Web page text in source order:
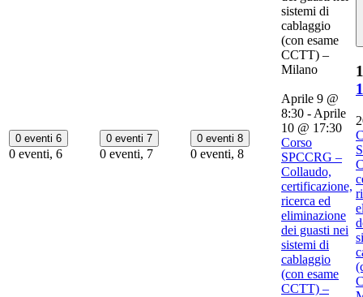
0 eventi 6
0 eventi, 6
0 eventi 7
0 eventi, 7
0 eventi 8
0 eventi, 8
sistemi di
cablaggio
(con esame
CCTT) –
Milano
Aprile 9 @
8:30 - Aprile
10 @ 17:30
Corso
SPCCRG –
Collaudo,
certificazione,
ricerca ed
eliminazione
dei guasti nei
sistemi di
cablaggio
(con esame
CCTT) –